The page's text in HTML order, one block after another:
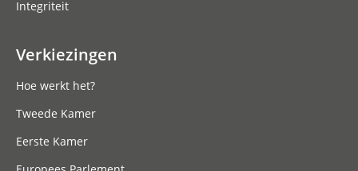
Integriteit
Verkiezingen
Hoe werkt het?
Tweede Kamer
Eerste Kamer